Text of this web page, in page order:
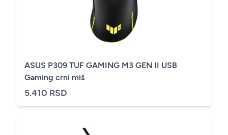
ASUS P309 TUF GAMING M3 GEN II USB
Gaming crni miš
5.410 RSD